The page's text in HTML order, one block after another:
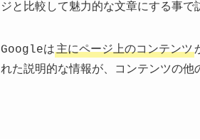
ジと比較して魅力的な文章にする事で
Googleは主にページ上のコンテンツ
れた説明的な情報が、コンテンツの他